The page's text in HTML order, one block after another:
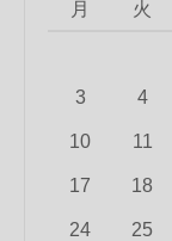
月 火
3 4
10 11
17 18
24 25